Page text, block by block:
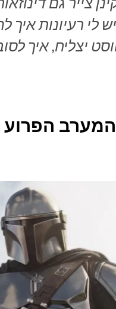
יש לי רעיונות
המערב